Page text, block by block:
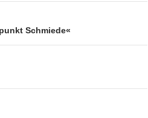
Schmiede«